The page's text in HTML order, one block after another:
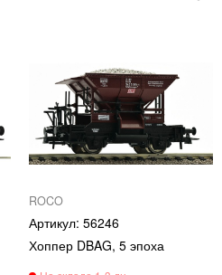
ROCO
56246
Хоппер DBAG, 5 эпоха